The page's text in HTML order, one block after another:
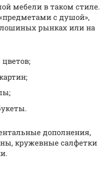
мебели в таком стиле.
с душой»,
рынках или на
дополнения,
кружевные салфетки